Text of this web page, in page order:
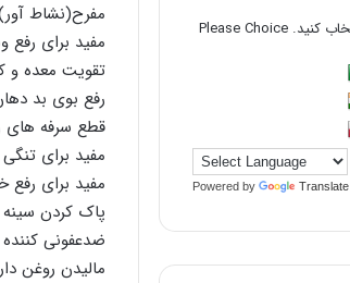
مفرح(نشاط
مفید برای
تقویت معده و
رفع بوی بد
قطع سرفه های
مفید برای
مفید برای رفع
پاک کردن
ضدعفونی
مالیدن روغن
زبان مورد نظر را برای ترجمه انتخاب کنید. Please Choice
Powered by Translate